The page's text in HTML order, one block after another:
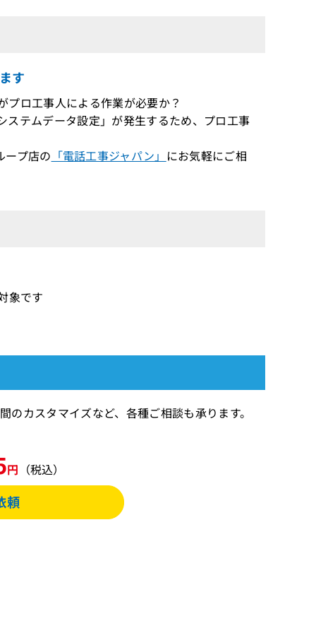
す
ロ工事人による作業が必要か？
テムデータ設定」が発生するため、プロ工事
ープ店の 「電話工事ジャパン」 にお気軽にご相
象です
スタマイズなど、各種ご相談も承ります。
円 （税込）